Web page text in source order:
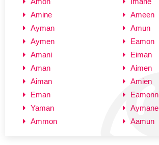
Amine
Ayman
Aymen
Amani
Aman
Aiman
Eman
Yaman
Ammon
Ameen
Amun
Eamon
Eiman
Aimen
Amien
Eamonn
Aymane
Aamun